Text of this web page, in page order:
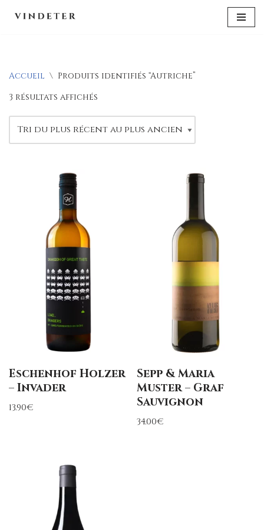
Accueil \ Produits identifiés “Autriche”
3 résultats affichés
Eschenhof Holzer
– Invader
13.90€
Sepp & Maria
Muster – Graf
Sauvignon
34.00€